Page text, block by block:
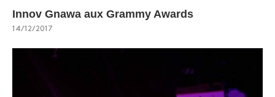
Innov Gnawa aux Grammy Awards
14/12/2017